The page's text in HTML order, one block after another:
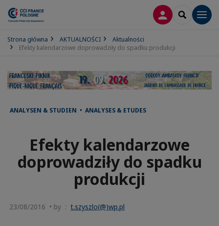
LOGOWANIE
SEARCH
Strona główna AKTUALNOŚCI
Aktualności
Efekty kalendarzowe doprowadziły do spadku produkcji
ANALYSEN & STUDIEN • ANALYSES & ETUDES
Efekty kalendarzowe
doprowadziły do spadku
produkcji
23/08/2016 • by : t.szyszlo(@)wp.pl